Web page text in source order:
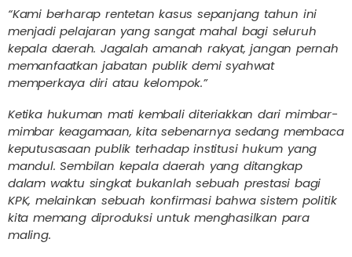
“Kami berharap rentetan kasus sepanjang tahun ini
menjadi pelajaran yang sangat mahal bagi seluruh
kepala daerah. Jagalah amanah rakyat, jangan pernah
memanfaatkan jabatan publik demi syahwat
memperkaya diri atau kelompok.”
Ketika hukuman mati kembali diteriakkan dari mimbar-
mimbar keagamaan, kita sebenarnya sedang membaca
keputusasaan publik terhadap institusi hukum yang
mandul. Sembilan kepala daerah yang ditangkap
dalam waktu singkat bukanlah sebuah prestasi bagi
KPK, melainkan sebuah konfirmasi bahwa sistem politik
kita memang diproduksi untuk menghasilkan para
maling.